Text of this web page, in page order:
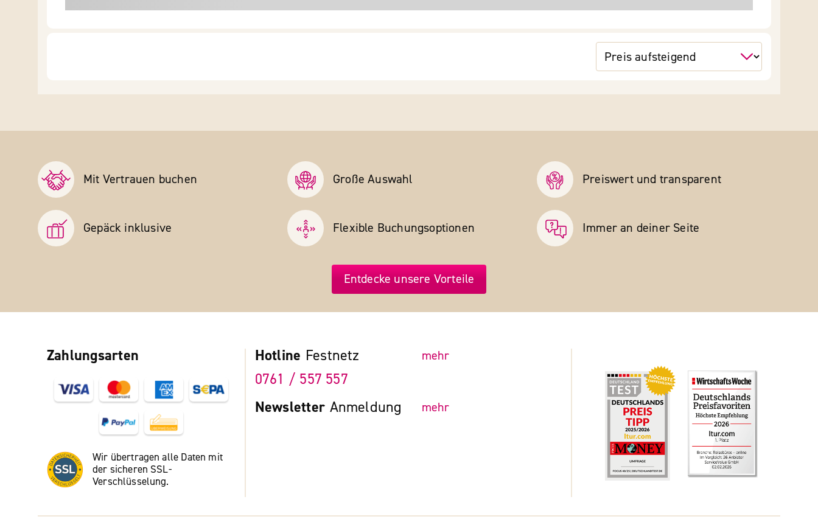
Mit Vertrauen buchen Große Auswahl Preiswert und transparent
Gepäck inklusive Flexible Buchungs­optionen Immer an deiner Seite
Entdecke unsere Vorteile
Zahlungsarten
Wir übertragen alle Daten mit
der sicheren SSL-
Verschlüsselung.
Hotline Festnetz mehr
0761 / 557 557
Newsletter Anmeldung mehr